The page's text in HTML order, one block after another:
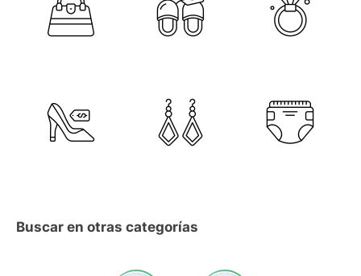
Buscar en otras categorías